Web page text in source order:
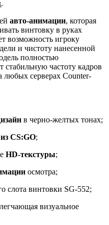
авто-анимации, которая
винтовку в руках
возможность игроку
и чистоту нанесенной
полностью
стабильную частоту кадров
любых серверах Counter-
в черно-желтых тонах;
CS:GO;
HD-текстуры;
осмотра;
слота винтовки SG-552;
визуальное